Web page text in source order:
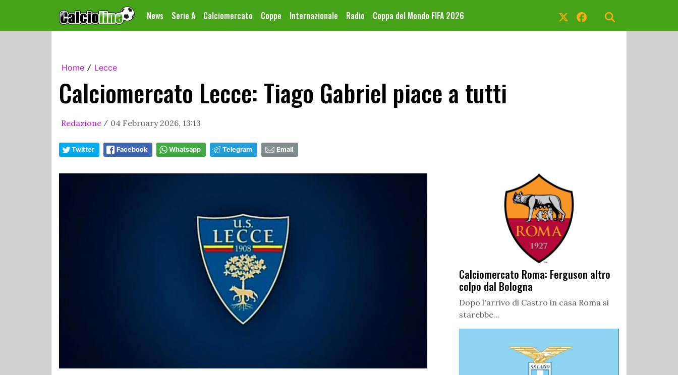
News Serie A Calciomercato Coppe Internazionale Radio Coppa del Mondo FIFA 2026
Home / Lecce
Calciomercato Lecce: Tiago Gabriel piace a tutti
Redazione / 04 February 2026, 13:13
Twitter Facebook Whatsapp Telegram Email
Calciomercato Roma: Ferguson altro
colpo dal Bologna
Dopo l'arrivo di Castro in casa Roma si
starebbe...